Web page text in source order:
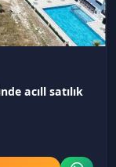
acıll satılık